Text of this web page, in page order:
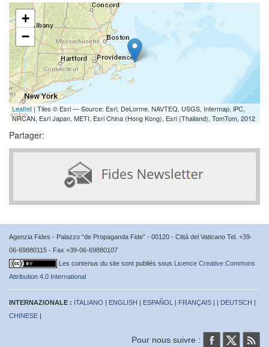
+
−
Leaflet | Tiles © Esri — Source: Esri, DeLorme, NAVTEQ, USGS, Intermap, iPC,
NRCAN, Esri Japan, METI, Esri China (Hong Kong), Esri (Thailand), TomTom, 2012
Partager:
Agenzia Fides - Palazzo “de Propaganda Fide” - 00120 - Città del Vaticano Tel. +39-
06-69880115 - Fax +39-06-69880107
Les contenus du site sont publiés sous Licence Creative Commons
Attribution 4.0 International
INTERNAZIONALE : ITALIANO | ENGLISH | ESPAÑOL | FRANÇAIS | | DEUTSCH |
CHINESE |
Pour nous suivre :